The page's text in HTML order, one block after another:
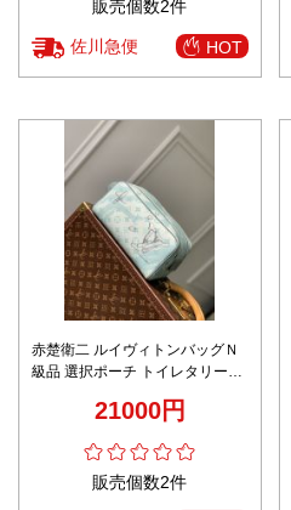
販売個数2件
佐川急便 HOT
赤楚衛二 ルイヴィトンバッグＮ
級品 選択ポーチ トイレタリーバ
M82337 グリーン
21000円
販売個数2件